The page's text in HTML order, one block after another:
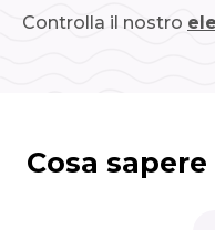
Controlla il nostro
Cosa